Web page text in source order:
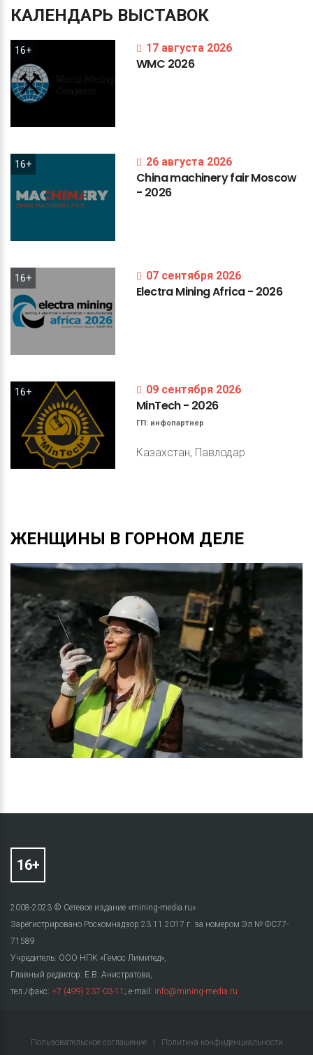
КАЛЕНДАРЬ ВЫСТАВОК
16+ 17 августа 2026
WMC 2026
16+ 26 августа 2026
ChinamachineryfairMoscow
- 2026
16+ 07 сентября 2026
ElectraMiningAfrica- 2026
16+ 09 сентября 2026
MinTech- 2026
ГП: инфопартнер
Казахстан, Павлодар
ЖЕНЩИНЫ В ГОРНОМ ДЕЛЕ
2008-2023 © Сетевое издание «mining-media.ru»
Зарегистрировано Роскомнадзор 23.11.2017 г. за номером Эл № ФС77-
71589
Учредитель: ООО НПК «Гемос Лимитед»,
Главный редактор: Е.В. Анистратова,
тел./факс: +7 (499) 237-03-11 ; e-mail: info@mining-media.ru
Пользовательское соглашение Политика конфиденциальности